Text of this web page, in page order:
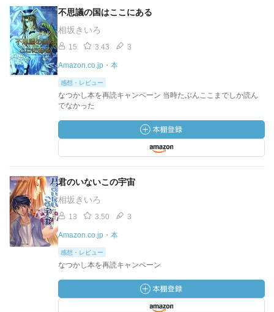
不思議の国はここにある
相坂きいろ
15 3.43 3
Amazon.co.jp・本
感想・レビュー
なつかし本を再読キャンペーン 当時たぶんここまでしか読ん
でなかった
君のいないこの宇宙
相坂きいろ
13 3.50 3
Amazon.co.jp・本
感想・レビュー
なつかし本を再読キャンペーン